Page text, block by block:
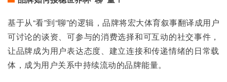
基于从“看”到“聊”的逻辑，品牌将宏大体育叙事翻译成用户
可讨论的谈资、可参与的消费选择和可互动的社交事件，
让品牌成为用户表达态度、建立连接和传递情绪的日常载
体，成为用户关系中持续流动的品牌能量。